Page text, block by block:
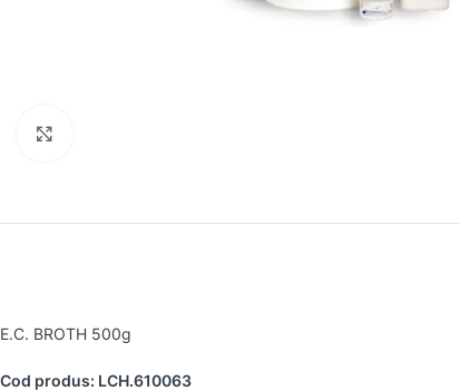
E.C. BROTH 500g
Cod produs: LCH.610063